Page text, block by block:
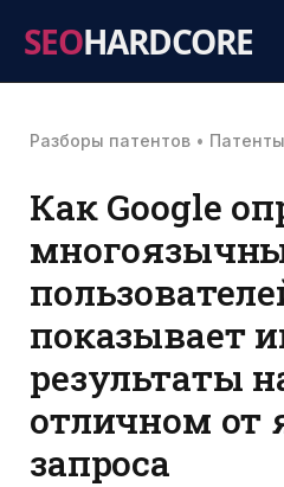
SEOHARDCORE
Разборы патентов •
Как Google
показывает
результаты
отличном от
запроса